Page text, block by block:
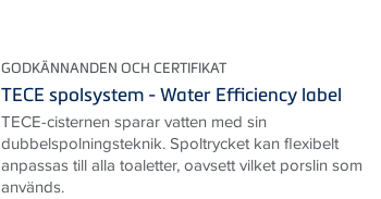
GODKÄNNANDEN OCH CERTIFIKAT
TECE spolsystem - Water Efficiency label
TECE-cisternen sparar vatten med sin
dubbelspolningsteknik. Spoltrycket kan flexibelt
anpassas till alla toaletter, oavsett vilket porslin som
används.